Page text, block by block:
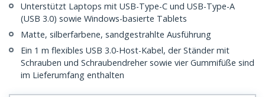
Unterstützt Laptops mit USB-Type-C und USB-Type-A
(USB 3.0) sowie Windows-basierte Tablets
Matte, silberfarbene, sandgestrahlte Ausführung
Ein 1 m flexibles USB 3.0-Host-Kabel, der Ständer mit
Schrauben und Schraubendreher sowie vier Gummifüße sind
im Lieferumfang enthalten